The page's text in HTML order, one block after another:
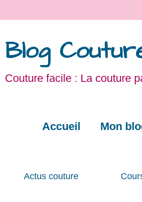
Blog
Couture facile : La couture
Accueil Mon
Actus couture